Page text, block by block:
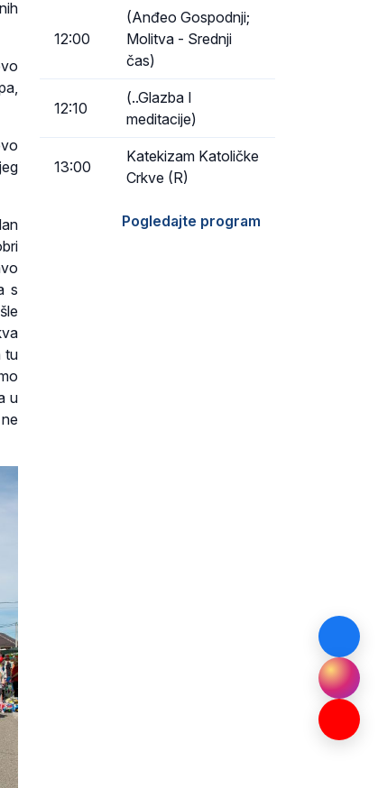
s
tu
u
12:00
(Anđeo Gospodnji;
Molitva - Srednji
čas)
12:10
(..Glazba I
meditacije)
13:00
Katekizam Katoličke
Crkve (R)
Pogledajte program